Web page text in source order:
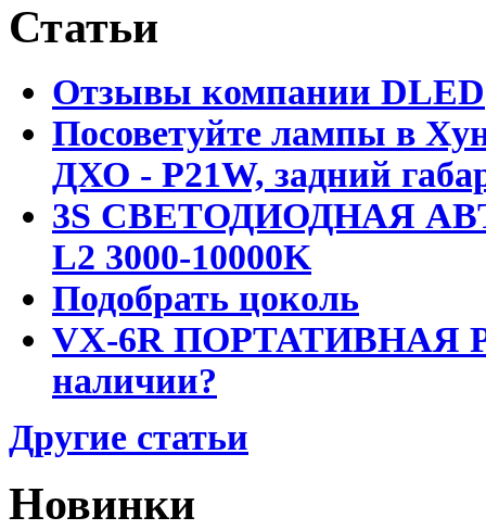
Статьи
Отзывы компании DLED
Посоветуйте лампы в
ДХО - P21W, задний
3S СВЕТОДИОДНАЯ
L2 3000-10000K
Подобрать цоколь
VX-6R ПОРТАТИВНАЯ
наличии?
Другие статьи
Новинки